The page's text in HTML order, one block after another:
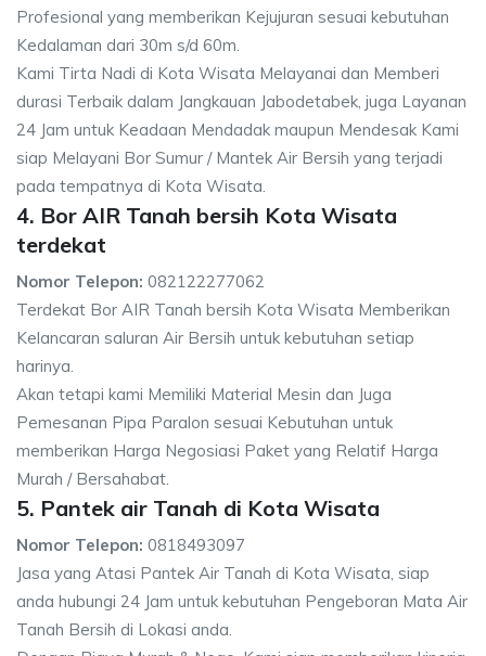
Profesional yang memberikan Kejujuran sesuai kebutuhan
Kedalaman dari 30m s/d 60m.
Kami Tirta Nadi di Kota Wisata Melayanai dan Memberi
durasi Terbaik dalam Jangkauan Jabodetabek, juga Layanan
24 Jam untuk Keadaan Mendadak maupun Mendesak Kami
siap Melayani Bor Sumur / Mantek Air Bersih yang terjadi
pada tempatnya di Kota Wisata.
4. Bor AIR Tanah bersih Kota Wisata
terdekat
Nomor Telepon: 082122277062
Terdekat Bor AIR Tanah bersih Kota Wisata Memberikan
Kelancaran saluran Air Bersih untuk kebutuhan setiap
harinya.
Akan tetapi kami Memiliki Material Mesin dan Juga
Pemesanan Pipa Paralon sesuai Kebutuhan untuk
memberikan Harga Negosiasi Paket yang Relatif Harga
Murah / Bersahabat.
5. Pantek air Tanah di Kota Wisata
Nomor Telepon: 0818493097
Jasa yang Atasi Pantek Air Tanah di Kota Wisata, siap
anda hubungi 24 Jam untuk kebutuhan Pengeboran Mata Air
Tanah Bersih di Lokasi anda.